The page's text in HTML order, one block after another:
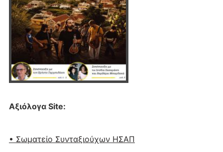
Αξιόλογα Site:
• Σωματείο Συνταξιούχων ΗΣΑΠ